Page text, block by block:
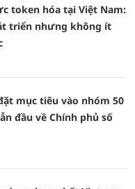
token hóa tại Việt Nam:
triển nhưng không ít
mục tiêu vào nhóm 50
đầu về Chính phủ số